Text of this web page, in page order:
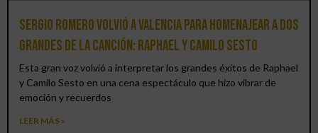
Sergio Romero volvió a Valencia para homenajear a dos
grandes de la canción: Raphael y Camilo Sesto
Esta gran voz volvió a interpretar los grandes éxitos de Raphael
y Camilo Sesto en una cena espectáculo que hizo vibrar de
emoción y recuerdos
LEER MÁS »